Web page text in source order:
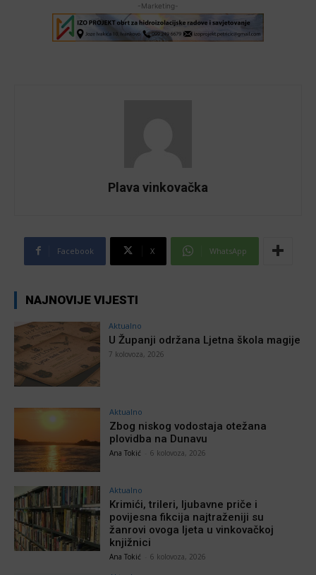
-Marketing-
Plava vinkovačka
Facebook X WhatsApp
NAJNOVIJE VIJESTI
Aktualno
U Županji održana Ljetna škola magije
7 kolovoza, 2026
Aktualno
Zbog niskog vodostaja otežana
plovidba na Dunavu
Ana Tokić 6 kolovoza, 2026
Aktualno
Krimići, trileri, ljubavne priče i
povijesna fikcija najtraženiji su
žanrovi ovoga ljeta u vinkovačkoj
knjižnici
Ana Tokić 6 kolovoza, 2026